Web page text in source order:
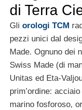
di Terra
Gli orologi TCM
pezzi unici dal
Made. Ognuno dei
Swiss Made (di
Unitas ed Eta-
prim’ordine:
marino fosforoso,